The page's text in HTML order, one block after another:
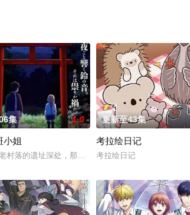
夺目的个性与实力，但现在的她们根本无法进行
跑乱咬、四处乱窜的迷途犬们，热热闹闹、鸡飞
集 1.0
小姐
村落的遗址深处，那一片禁止入内的区域里，存在
更新至43集
考拉绘日记
考拉绘日记